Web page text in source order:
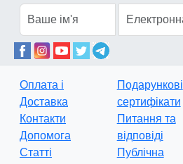
Оплата і
Доставка
Контакти
Допомога
Статті
Подарункові
сертифікати
Питання та
відповіді
Публічна